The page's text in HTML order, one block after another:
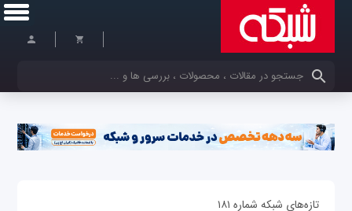
کلمات کلیدی خود را وارد کنید
تازه‌های شبکه شماره ۱۸۱